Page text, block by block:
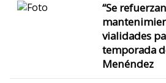
“Se
vialidades
temporada
Menéndez